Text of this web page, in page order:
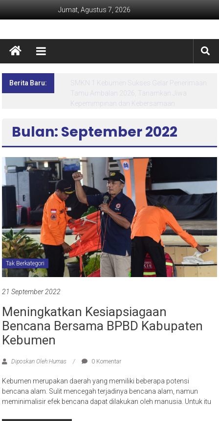
Jumat, Agustus 7, 2026
Berita Baru:
Lima Hari Penuh Inspirasi! MPLS Ramah SMK
Negeri 1 Kebumen Siapkan Generasi Berdaya
dan Berprestasi
Bulan: September 2022
Tak Berkategori
21 September 2022
Meningkatkan Kesiapsiagaan
Bencana Bersama BPBD Kabupaten
Kebumen
Diposkan Oleh:Humas 0 Komentar
Kebumen merupakan daerah yang memiliki beberapa potensi
bencana alam. Sulit mencegah terjadinya bencana alam, namun
meminimalisir efek bencana dapat dilakukan oleh manusia. Untuk itu